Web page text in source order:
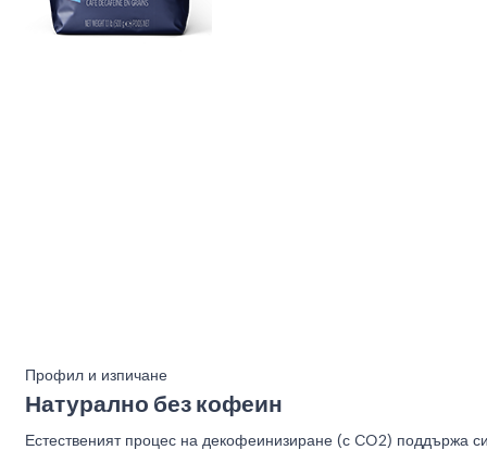
Профил и изпичане
Натурално без кофеин
Естественият процес на декофеинизиране (с CO2) поддържа